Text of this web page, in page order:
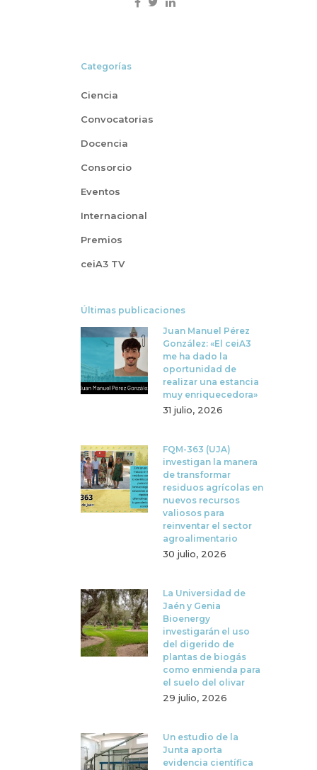
Categorías
Ciencia
Convocatorias
Docencia
Consorcio
Eventos
Internacional
Premios
ceiA3 TV
Últimas publicaciones
Juan Manuel Pérez
González: «El ceiA3
me ha dado la
oportunidad de
realizar una estancia
muy enriquecedora»
31 julio, 2026
FQM-363 (UJA)
investigan la manera
de transformar
residuos agrícolas en
nuevos recursos
valiosos para
reinventar el sector
agroalimentario
30 julio, 2026
La Universidad de
Jaén y Genia
Bioenergy
investigarán el uso
del digerido de
plantas de biogás
como enmienda para
el suelo del olivar
29 julio, 2026
Un estudio de la
Junta aporta
evidencia científica